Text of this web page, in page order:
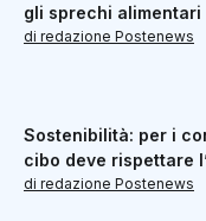
gli sprechi alimentari
di redazione Postenews
Sostenibilità: per i
cibo deve rispettare
di redazione Postenews